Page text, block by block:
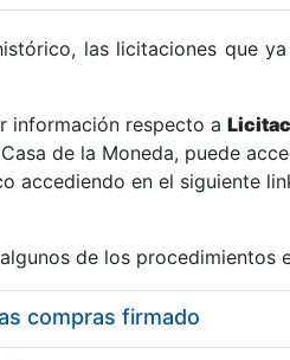
las licitaciones que
información respecto a
de la Moneda, puede
accediendo en el siguiente
de los procedimientos
compras firmado